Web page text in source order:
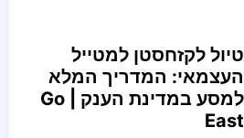
טיול לקזחסטן למטייל
העצמאי: המדריך המלא
למסע במדינת הענק | Go
East